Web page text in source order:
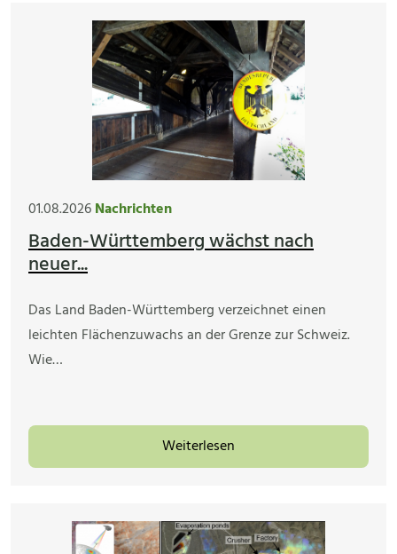
01.08.2026Nachrichten
Baden-Württemberg wächst nach
neuer...
Das Land Baden-Württemberg verzeichnet einen
leichten Flächenzuwachs an der Grenze zur Schweiz.
Wie…
Weiterlesen